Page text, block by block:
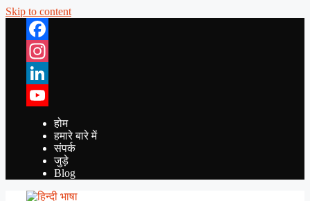
Skip to content
Facebook
Instagram
LinkedIn
YouTube
होम
हमारे बारे में
संपर्क
जुड़े
Blog